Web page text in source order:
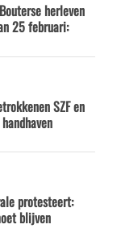
herleven
25 februari:
SZF en
protesteert:
blijven